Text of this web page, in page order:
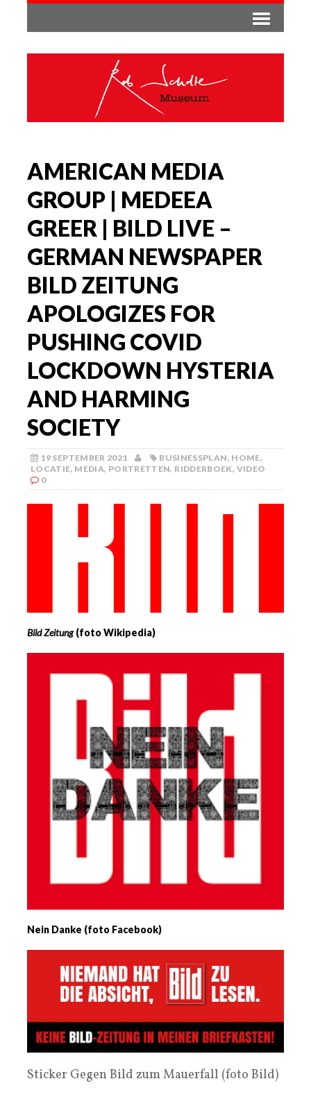
AMERICAN MEDIA
GROUP | MEDEEA
GREER | BILD LIVE –
GERMAN NEWSPAPER
BILD ZEITUNG
APOLOGIZES FOR
PUSHING COVID
LOCKDOWN HYSTERIA
AND HARMING
SOCIETY
19 SEPTEMBER 2021 BUSINESSPLAN, HOME,
LOCATIE, MEDIA, PORTRETTEN, RIDDERBOEK, VIDEO
0
Bild Zeitung(foto Wikipedia)
Nein Danke (foto Facebook)
Sticker Gegen Bild zum Mauerfall (foto Bild)